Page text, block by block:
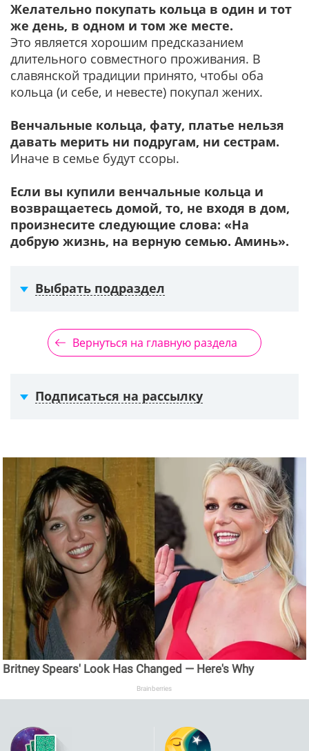
Желательно покупать кольца в один и тот
же день, в одном и том же месте.
Это является хорошим предсказанием
длительного совместного проживания. В
славянской традиции принято, чтобы оба
кольца (и себе, и невесте) покупал жених.
Венчальные кольца, фату, платье нельзя
давать мерить ни подругам, ни сестрам.
Иначе в семье будут ссоры.
Если вы купили венчальные кольца и
возвращаетесь домой, то, не входя в дом,
произнесите следующие слова: «На
добрую жизнь, на верную семью. Аминь».
Выбрать подраздел
Вернуться на главную раздела
Подписаться на рассылку
Britney Spears' Look Has Changed — Here's Why
Brainberries